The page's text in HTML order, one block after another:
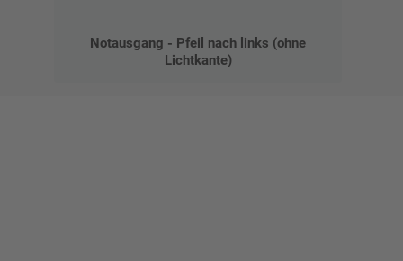
Notausgang - Pfeil nach links (ohne
Lichtkante)